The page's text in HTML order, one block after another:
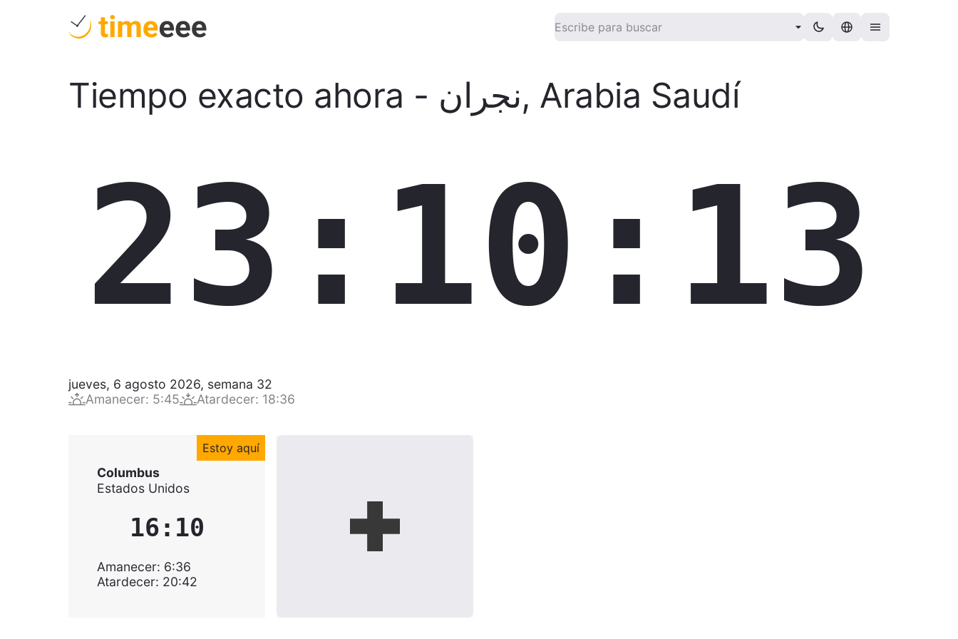
Tiempo exacto ahora - نجران, Arabia Saudí
23:10:14
jueves, 6 agosto 2026, semana 32
Amanecer: 5:45 Atardecer: 18:36
Estoy aquí
Columbus
Estados Unidos
16:10
Amanecer: 6:36
Atardecer: 20:42